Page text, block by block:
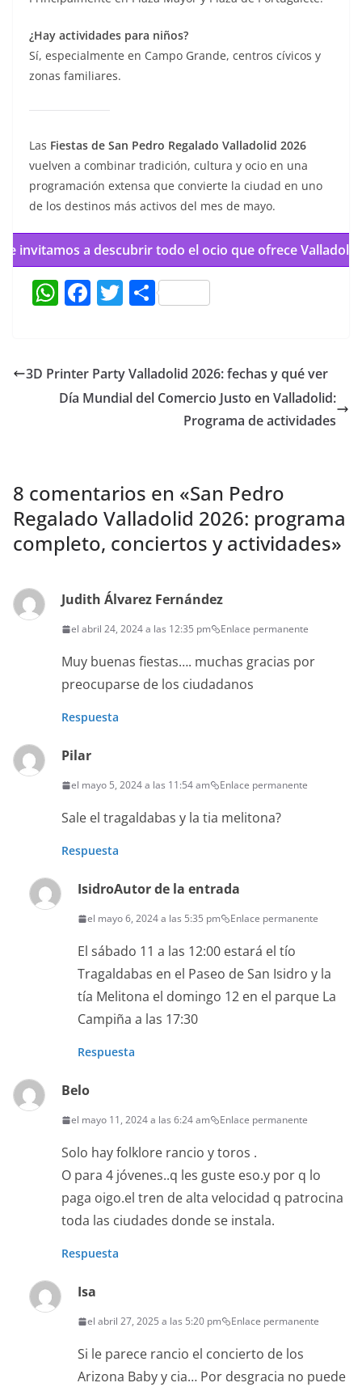
¿Hay actividades para niños?
Sí, especialmente en Campo Grande, centros cívicos y
zonas familiares.
Las Fiestas de San Pedro Regalado Valladolid 2026
vuelven a combinar tradición, cultura y ocio en una
programación extensa que convierte la ciudad en uno
de los destinos más activos del mes de mayo.
Te invitamos a descubrir todo el ocio que ofrece Valladolid
W
s
A
F
e
b
T
er
C
p
ar
3D Printer Party Valladolid 2026: fechas y qué ver
Día Mundial del Comercio Justo en Valladolid:
Programa de actividades
8 comentarios en «San Pedro
Regalado Valladolid 2026: programa
completo, conciertos y actividades»
Judith Álvarez Fernández
el abril 24, 2024 a las 12:35 pm Enlace permanente
Muy buenas fiestas…. muchas gracias por
preocuparse de los ciudadanos
Respuesta
Pilar
el mayo 5, 2024 a las 11:54 am Enlace permanente
Sale el tragaldabas y la tia melitona?
Respuesta
IsidroAutor de la entrada
el mayo 6, 2024 a las 5:35 pm Enlace permanente
El sábado 11 a las 12:00 estará el tío
Tragaldabas en el Paseo de San Isidro y la
tía Melitona el domingo 12 en el parque La
Campiña a las 17:30
Respuesta
Belo
el mayo 11, 2024 a las 6:24 am Enlace permanente
Solo hay folklore rancio y toros .
O para 4 jóvenes..q les guste eso.y por q lo
paga oigo.el tren de alta velocidad q patrocina
toda las ciudades donde se instala.
Respuesta
Isa
el abril 27, 2025 a las 5:20 pm Enlace permanente
Si le parece rancio el concierto de los
Arizona Baby y cia… Por desgracia no puede